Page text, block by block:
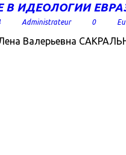
В ИДЕОЛОГИИ
Administrateur 0
Валерьевна